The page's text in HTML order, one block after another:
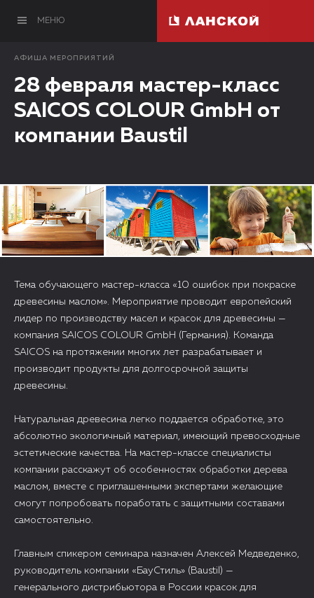
МЕНЮ
АФИША МЕРОПРИЯТИЙ
28 февраля мастер-класс
SAICOS COLOUR GmbH от
компании Baustil
Тема обучающего мастер-класса «10 ошибок при покраске
древесины маслом». Мероприятие проводит европейский
лидер по производству масел и красок для древесины —
компания SAICOS COLOUR GmbH (Германия). Команда
SAICOS на протяжении многих лет разрабатывает и
производит продукты для долгосрочной защиты
древесины.
Натуральная древесина легко поддается обработке, это
абсолютно экологичный материал, имеющий превосходные
эстетические качества. На мастер-классе специалисты
компании расскажут об особенностях обработки дерева
маслом, вместе с приглашенными экспертами желающие
смогут попробовать поработать с защитными составами
самостоятельно.
Главным спикером семинара назначен Алексей Медведенко,
руководитель компании «БауСтиль» (Baustil) —
генерального дистрибьютора в России красок для